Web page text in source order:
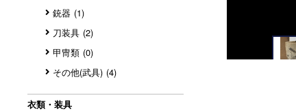
銃器 (1)
刀装具 (2)
甲冑類 (0)
その他(武具) (4)
衣類・装具